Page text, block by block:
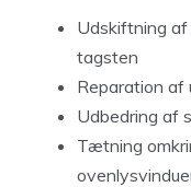
Udskiftning
tagsten
Reparation
Udbedring af
Tætning